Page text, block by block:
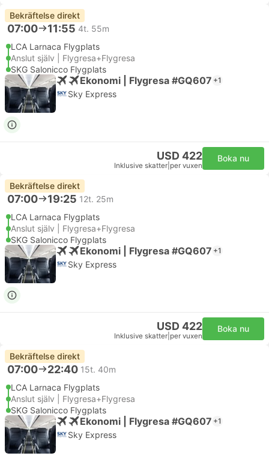
Bekräftelse direkt
07:00 11:55 4t. 55m
LCA Larnaca Flygplats
Anslut själv | Flygresa+Flygresa
SKG Salonicco Flygplats
Ekonomi | Flygresa #GQ607 +1
Sky Express
USD 422
Inklusive skatter per vuxen
Boka nu
Bekräftelse direkt
07:00 19:25 12t. 25m
LCA Larnaca Flygplats
Anslut själv | Flygresa+Flygresa
SKG Salonicco Flygplats
Ekonomi | Flygresa #GQ607 +1
Sky Express
USD 422
Inklusive skatter per vuxen
Boka nu
Bekräftelse direkt
07:00 22:40 15t. 40m
LCA Larnaca Flygplats
Anslut själv | Flygresa+Flygresa
SKG Salonicco Flygplats
Ekonomi | Flygresa #GQ607 +1
Sky Express